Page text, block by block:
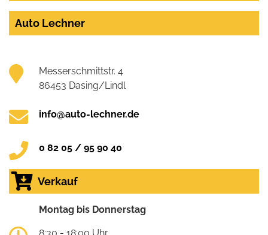
Auto Lechner
Messerschmittstr. 4
86453 Dasing/Lindl
info@auto-lechner.de
0 82 05 / 95 90 40
Verkauf
Montag bis Donnerstag